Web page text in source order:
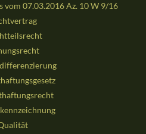
vom 07.03.2016 Az. 10 W 9/16